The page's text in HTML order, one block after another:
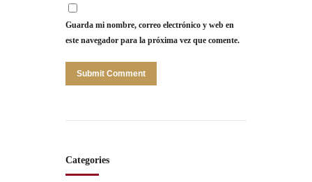
Guarda mi nombre, correo electrónico y web en
este navegador para la próxima vez que comente.
Categories